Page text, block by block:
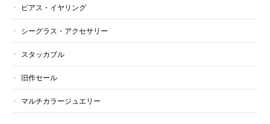
ピアス・イヤリング
シーグラス・アクセサリー
スタッカブル
旧作セール
マルチカラージュエリー